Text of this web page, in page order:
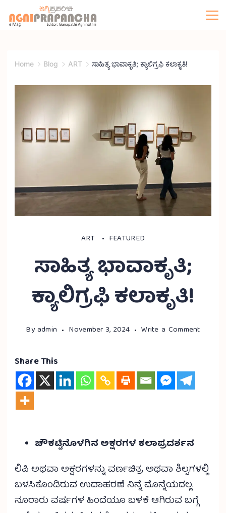
Home Blog ART ಸಾಹಿತ್ಯ ಭಾವಾಕೃತಿ; ಕ್ಯಾಲಿಗ್ರಫಿ ಕಲಾಕೃತಿ!
ART FEATURED
ಸಾಹಿತ್ಯ ಭಾವಾಕೃತಿ;
ಕ್ಯಾಲಿಗ್ರಫಿ ಕಲಾಕೃತಿ!
By admin November 3, 2024 Write a Comment
Share This
ಚೌಕಟ್ಟಿನೊಳಗಿನ ಅಕ್ಷರಗಳ ಕಲಾಪ್ರದರ್ಶನ
ಲಿಪಿ ಅಥವಾ ಅಕ್ಷರಗಳನ್ನು ವರ್ಣಚಿತ್ರ ಅಥವಾ ಶಿಲ್ಪಗಳಲ್ಲಿ
ಬಳಸಿಕೊಂಡಿರುವ ಉದಾಹರಣೆ ನಿನ್ನೆ ಮೊನ್ನೆಯದಲ್ಲ.
ನೂರಾರು ವರ್ಷಗಳ ಹಿಂದೆಯೂ ಬಳಕೆ ಆಗಿರುವ ಬಗ್ಗೆ